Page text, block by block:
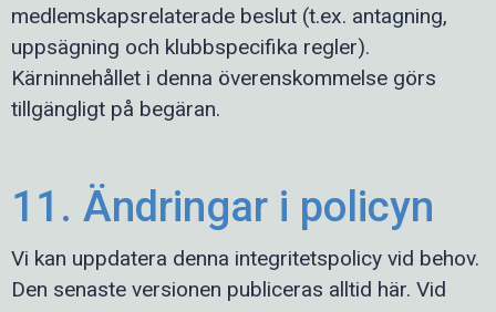
medlemskapsrelaterade beslut (t.ex. antagning,
uppsägning och klubbspecifika regler).
Kärninnehållet i denna överenskommelse görs
tillgängligt på begäran.
11. Ändringar i policyn
Vi kan uppdatera denna integritetspolicy vid behov.
Den senaste versionen publiceras alltid här. Vid